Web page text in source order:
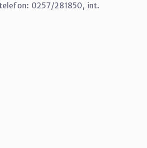
0257/281850, int.